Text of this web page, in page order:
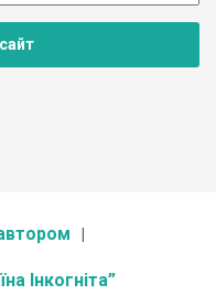
Інкогніта”